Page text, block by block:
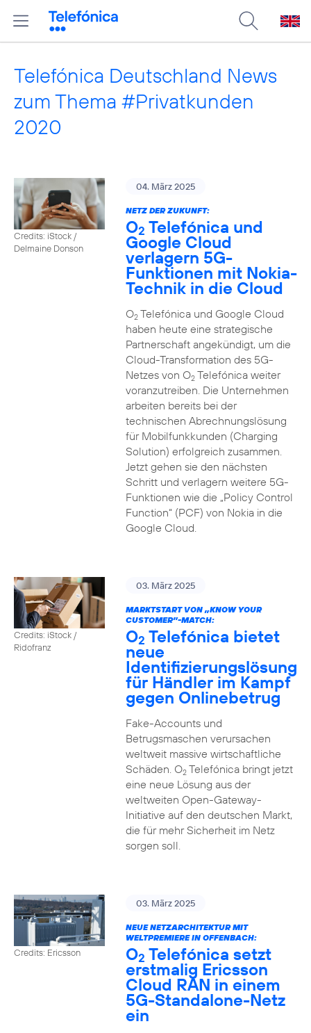
Telefónica Deutschland News
zum Thema #Privatkunden
2020
Credits: iStock /
Delmaine Donson
04. März 2025
NETZ DER ZUKUNFT:
O2 Telefónica und
Google Cloud
verlagern 5G-
Funktionen mit Nokia-
Technik in die Cloud
O2Telefónica und Google Cloud
haben heute eine strategische
Partnerschaft angekündigt, um die
Cloud-Transformation des 5G-
Netzes von O2Telefónica weiter
voranzutreiben. Die Unternehmen
arbeiten bereits bei der
technischen Abrechnungslösung
für Mobilfunkkunden (Charging
Solution) erfolgreich zusammen.
Jetzt gehen sie den nächsten
Schritt und verlagern weitere 5G-
Funktionen wie die „Policy Control
Function“ (PCF) von Nokia in die
Google Cloud.
Credits: iStock /
Ridofranz
03. März 2025
MARKTSTART VON „KNOW YOUR
CUSTOMER”-MATCH:
O2 Telefónica bietet
neue
Identifizierungslösung
für Händler im Kampf
gegen Onlinebetrug
Fake-Accounts und
Betrugsmaschen verursachen
weltweit massive wirtschaftliche
Schäden. O2Telefónica bringt jetzt
eine neue Lösung aus der
weltweiten Open-Gateway-
Initiative auf den deutschen Markt,
die für mehr Sicherheit im Netz
sorgen soll.
Credits: Ericsson
03. März 2025
NEUE NETZARCHITEKTUR MIT
WELTPREMIERE IN OFFENBACH:
O2 Telefónica setzt
erstmalig Ericsson
Cloud RAN in einem
5G-Standalone-Netz
ein